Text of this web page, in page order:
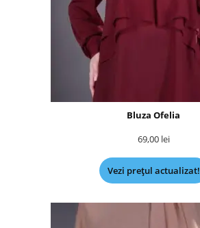
Bluza Ofelia
69,00 lei
Vezi prețul actualizat!